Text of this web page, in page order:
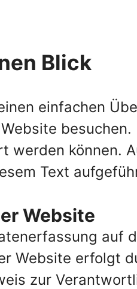
Blick
einfachen
werden können.
Text
Website
auf
Website erfolgt
zur